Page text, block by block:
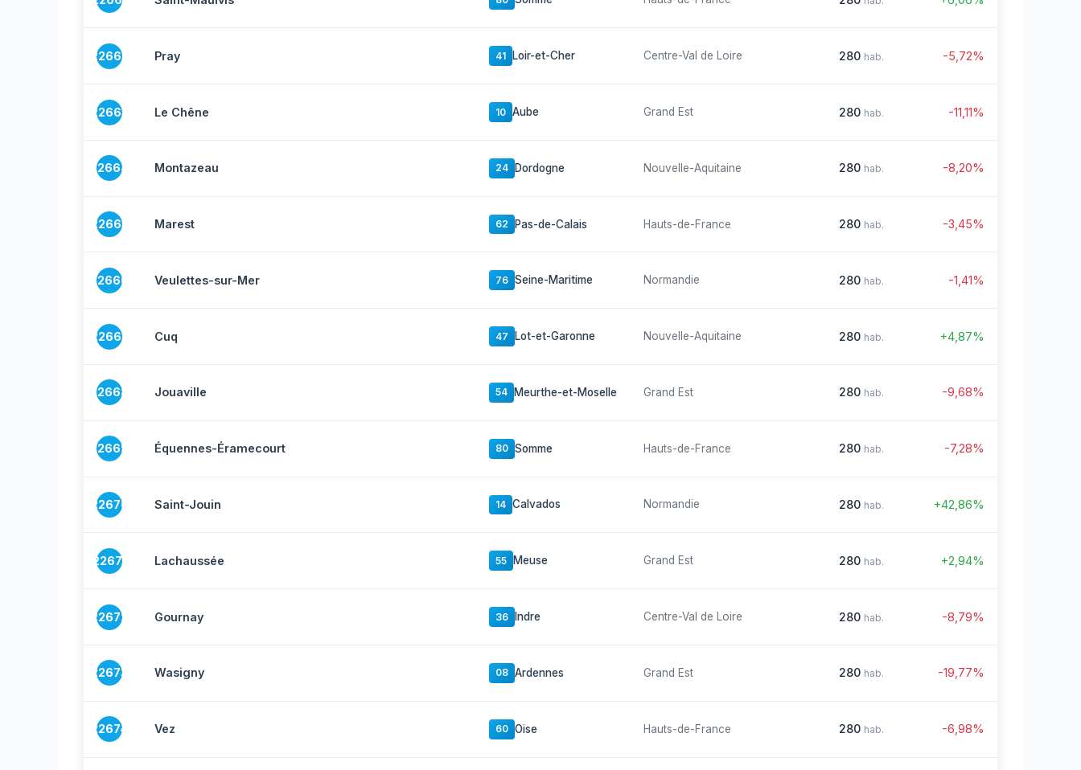
22662 Pray 41 Loir-et-Cher Centre-Val de Loire 280 hab. -5,72%
22663 Le Chêne 10 Aube Grand Est 280 hab. -11,11%
22664 Montazeau 24 Dordogne Nouvelle-Aquitaine 280 hab. -8,20%
22665 Marest 62 Pas-de-Calais Hauts-de-France 280 hab. -3,45%
22666 Veulettes-sur-Mer 76 Seine-Maritime Normandie 280 hab. -1,41%
22667 Cuq 47 Lot-et-Garonne Nouvelle-Aquitaine 280 hab. +4,87%
22668 Jouaville 54 Meurthe-et-Moselle Grand Est 280 hab. -9,68%
22669 Équennes-Éramecourt 80 Somme Hauts-de-France 280 hab. -7,28%
22670 Saint-Jouin 14 Calvados Normandie 280 hab. +42,86%
22671 Lachaussée 55 Meuse Grand Est 280 hab. +2,94%
22672 Gournay 36 Indre Centre-Val de Loire 280 hab. -8,79%
22673 Wasigny 08 Ardennes Grand Est 280 hab. -19,77%
22674 Vez 60 Oise Hauts-de-France 280 hab. -6,98%